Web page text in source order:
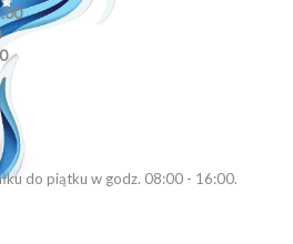
do piątku w godz. 08:00 - 16:00.